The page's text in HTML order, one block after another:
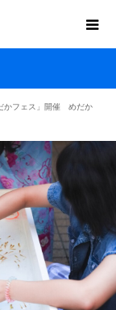
かフェス」開催 めだか